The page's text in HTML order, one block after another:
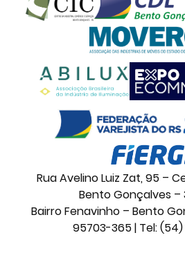
Rua Avelino Luiz Zat, 95 –
Bento Gonçalves –
Bairro Fenavinho – Bento
95703-365 | Tel: (54)